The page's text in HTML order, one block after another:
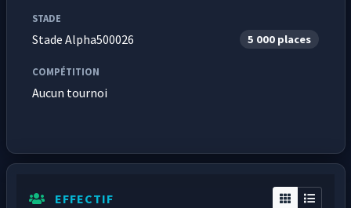
STADE
Stade Alpha500026 5 000 places
COMPÉTITION
Aucun tournoi
EFFECTIF